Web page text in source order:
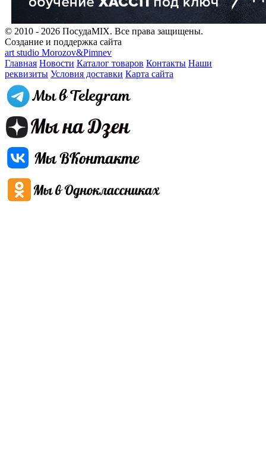
© 2010 - 2026 ПосудаMIX. Все права защищены.
Создание и поддержка сайта
art studio Morozov&Pimnev
Главная Новости Каталог товаров Контакты Наши
реквизиты Условия доставки Карта сайта